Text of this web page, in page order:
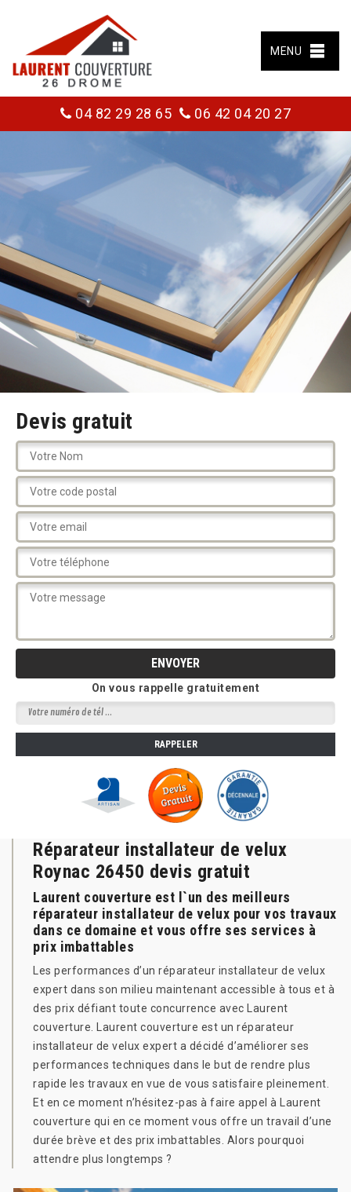
MENU
04 82 29 28 65 06 42 04 20 27
Devis gratuit
On vous rappelle gratuitement
Réparateur installateur de velux
Roynac 26450 devis gratuit
Laurent couverture est l`un des meilleurs
réparateur installateur de velux pour vos travaux
dans ce domaine et vous offre ses services à
prix imbattables
Les performances d’un réparateur installateur de velux
expert dans son milieu maintenant accessible à tous et à
des prix défiant toute concurrence avec Laurent
couverture. Laurent couverture est un réparateur
installateur de velux expert a décidé d’améliorer ses
performances techniques dans le but de rendre plus
rapide les travaux en vue de vous satisfaire pleinement.
Et en ce moment n’hésitez-pas à faire appel à Laurent
couverture qui en ce moment vous offre un travail d’une
durée brève et des prix imbattables. Alors pourquoi
attendre plus longtemps ?